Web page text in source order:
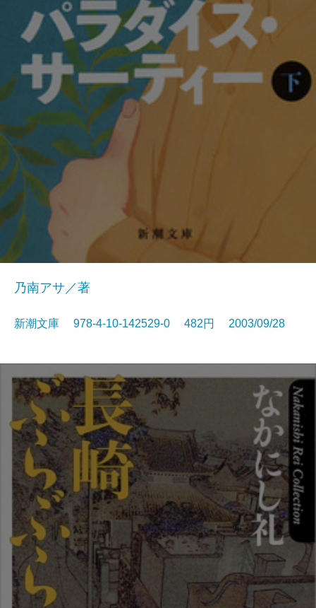
乃南アサ／著
新潮文庫 978-4-10-142529-0 482円 2003/09/28